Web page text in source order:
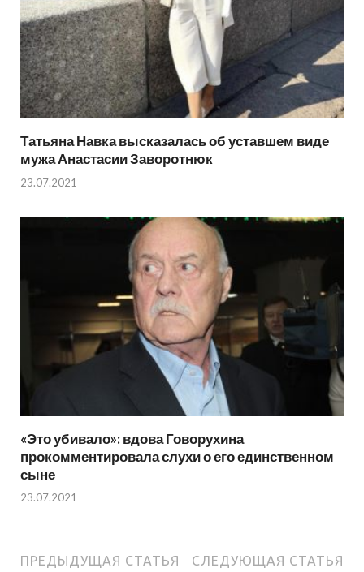
Татьяна Навка высказалась об уставшем виде
мужа Анастасии Заворотнюк
23.07.2021
«Это убивало»: вдова Говорухина
прокомментировала слухи о его единственном
сыне
23.07.2021
ПРЕДЫДУЩАЯ СТАТЬЯ СЛЕДУЮЩАЯ СТАТЬЯ